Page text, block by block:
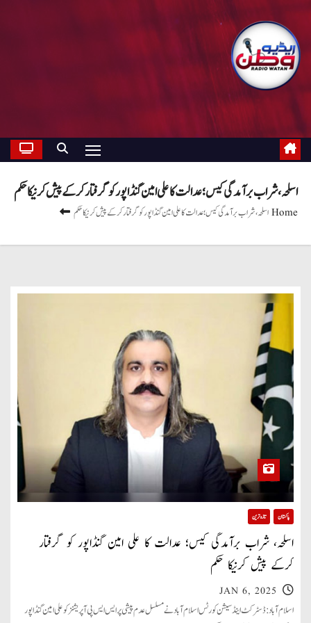
اسلحہ، شراب برآمدگی کیس؛ عدالت کا علی امین گنڈاپور کو گرفتار کرکے پیش کرنیکا حکم
Homeاسلحہ، شراب برآمدگی کیس؛ عدالت کا علی امین گنڈاپور کو گرفتار کرکے پیش کرنیکا حکم
پاکستان تازہ ترین
اسلحہ، شراب برآمدگی کیس؛ عدالت کا علی امین گنڈاپور کو گرفتار
کرکے پیش کرنیکا حکم
JAN 6, 2025
اسلام آباد: ڈسٹرکٹ اینڈ سیشن کورٹس اسلام آباد نے مسلسل عدم پیشی پر ایس ایس پی آپریشنز کو علی امین گنڈاپور